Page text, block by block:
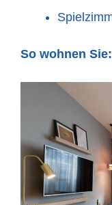
So wohnen Sie: